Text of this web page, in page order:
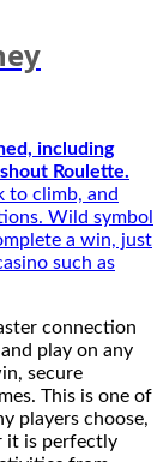
including
Roulette.
to climb, and
Wild symbol
a win, just
such as
connection
play on any
secure
This is one of
players choose,
it is perfectly